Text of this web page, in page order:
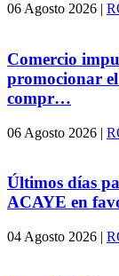
06 Agosto 2026 |
Comercio
promocionar
compr…
06 Agosto 2026 |
Últimos días
ACAYE en
04 Agosto 2026 |